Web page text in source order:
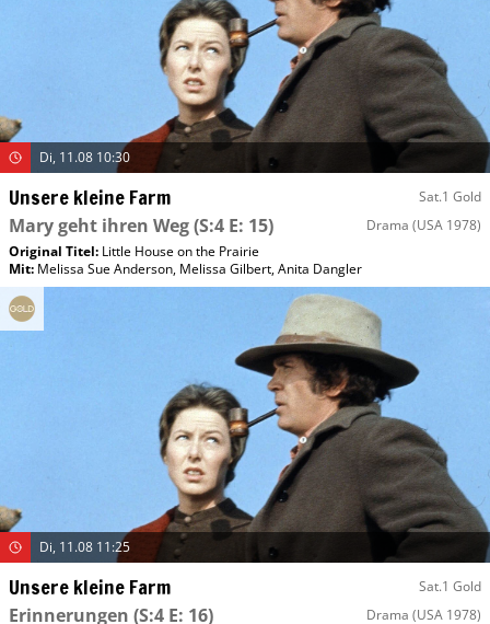
Di, 11.08 10:30
Unsere kleine Farm Sat.1 Gold
Mary geht ihren Weg(S:4 E: 15) Drama (USA 1978)
Original Titel: Little House on the Prairie
Mit: Melissa Sue Anderson, Melissa Gilbert,Anita Dangler
Di, 11.08 11:25
Unsere kleine Farm Sat.1 Gold
Erinnerungen (S:4 E: 16) Drama (USA 1978)